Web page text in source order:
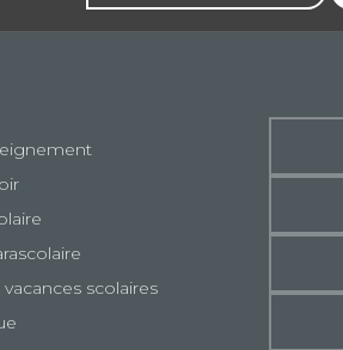
scolaires